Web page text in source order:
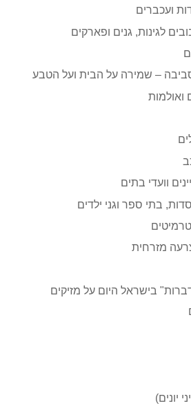
ועכברים
לגינות, גנים ופארקים
– שמירה על הבית ועל הטבע
ואולמות
וועדי בתים
בתי ספר וגני ילדים
מזרחית
בישראל היום על מזיקים
יונים)